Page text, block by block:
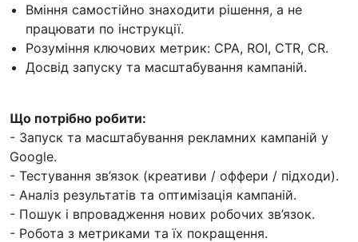
Вміння самостійно знаходити рішення, а не
працювати по інструкції.
Розуміння ключових метрик: CPA, ROI, CTR, CR.
Досвід запуску та масштабування кампаній.
Що потрібно робити:
- Запуск та масштабування рекламних кампаній у
Google.
- Тестування зв’язок (креативи / оффери / підходи).
- Аналіз результатів та оптимізація кампаній.
- Пошук і впровадження нових робочих зв’язок.
- Робота з метриками та їх покращення.